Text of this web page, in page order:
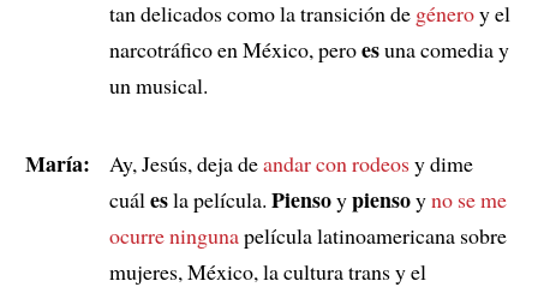
tan delicados como la transición de géneroy el
narcotráfico en México, peroesuna comedia y
un musical.
María: Ay, Jesús, deja deandar con rodeosy dime
cuál esla película. Piensoypiensoyno se me
ocurre ningunapelícula latinoamericana sobre
mujeres, México, la cultura trans y el